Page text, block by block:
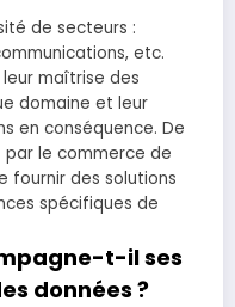
de secteurs :
etc.
maîtrise des
domaine et leur
en conséquence. De
le commerce de
fournir des solutions
spécifiques de
t-il ses
données ?